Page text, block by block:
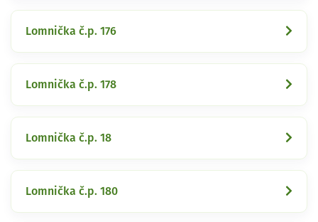
Lomnička č.p. 176
Lomnička č.p. 178
Lomnička č.p. 18
Lomnička č.p. 180